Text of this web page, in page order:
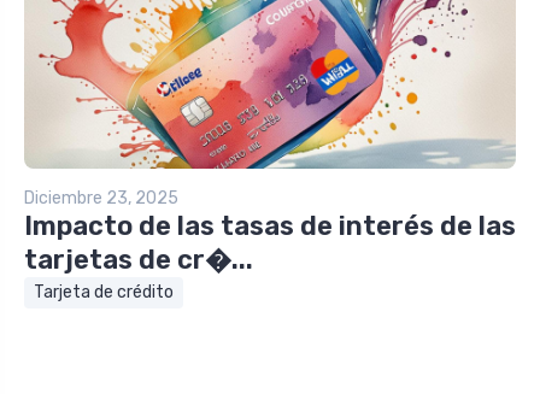
Diciembre 23, 2025
Impacto de las tasas de interés de las
tarjetas de cr�...
Tarjeta de crédito